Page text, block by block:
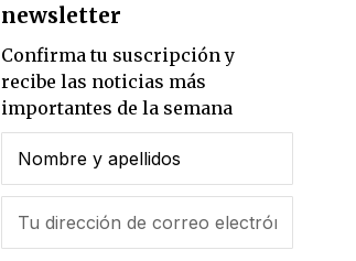
newsletter
Confirma tu suscripción y
recibe las noticias más
importantes de la semana